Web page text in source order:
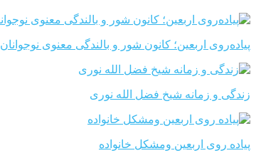
پیاده‌روی اربعین؛ کانون شور و بالندگی معنوی نوجوانان
زندگی و زمانه شیخ فضل الله نوری
پیاده روی اربعین ومشکل خانواده